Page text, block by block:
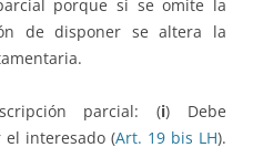
porque si se omite la
de disponer se altera la
parcial: (i) Debe
el interesado (Art. 19 bis LH).